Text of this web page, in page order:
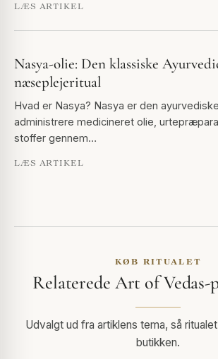
LÆS ARTIKEL
Nasya-olie: Den klassiske
næseplejeritual
Hvad er Nasya? Nasya er den
administrere medicineret olie,
stoffer gennem…
LÆS ARTIKEL
KØB RITUALET
Relaterede Art of
Udvalgt ud fra artiklens tema, så
butikken.